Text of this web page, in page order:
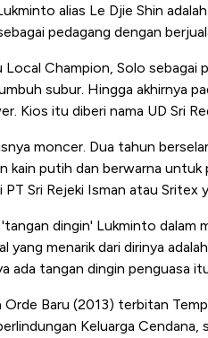
alias Le Djie Shin
pedagang dengan
Local Champion, Solo
subur. Hingga akhirnya
Kios itu diberi nama UD Sri
moncer. Dua tahun
kain putih dan berwarna untuk
Sri Rejeki Isman atau Sritex
dingin' Lukminto dalam
yang menarik dari dirinya
ada tangan dingin penguasa
Baru (2013) terbitan
Keluarga
Tutup Keran Ekspor, Harga